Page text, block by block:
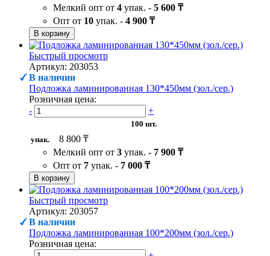
Мелкий опт от 4 упак. - 5 600 ₸
Опт от 10 упак. - 4 900 ₸
В корзину
Быстрый просмотр
Артикул: 203053
В наличии
Подложка ламинированная 130*450мм (зол./сер.)
Розничная цена:
-
+
100 шт.
упак.
8 800 ₸
Мелкий опт от 3 упак. - 7 900 ₸
Опт от 7 упак. - 7 000 ₸
В корзину
Быстрый просмотр
Артикул: 203057
В наличии
Подложка ламинированная 100*200мм (зол./сер.)
Розничная цена: